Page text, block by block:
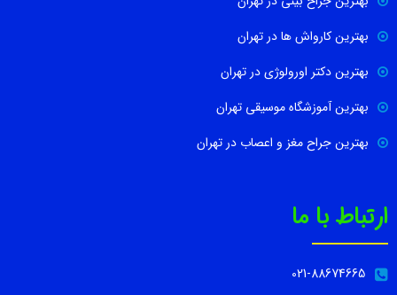
بهترین کارواش ها در تهران
بهترین دکتر اورولوژی در تهران
بهترین آموزشگاه موسیقی تهران
بهترین جراح مغز و اعصاب در تهران
ارتباط با ما
021-88674665